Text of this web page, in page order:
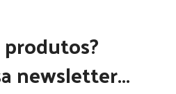
newsletter...